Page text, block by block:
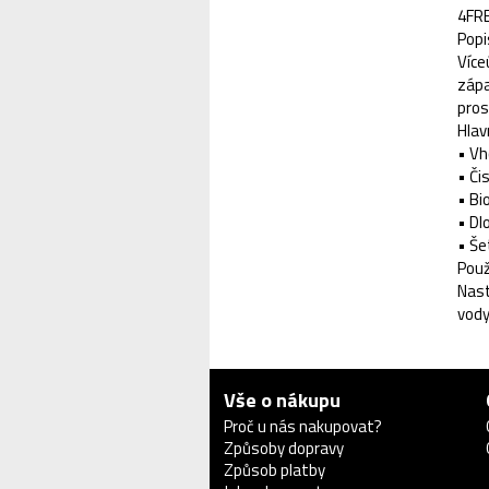
•
•
•
•
•
Vše o nákupu
Proč u nás nakupovat?
Způsoby dopravy
Způsob platby